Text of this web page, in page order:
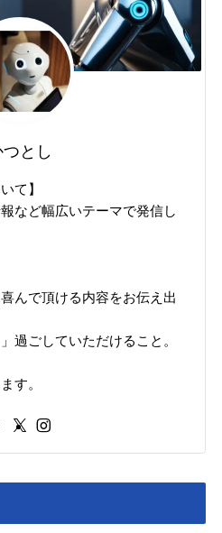
とし
て】
など幅広いテーマで発信し
んで頂ける内容をお伝え出
過ごしていただけること。
す。